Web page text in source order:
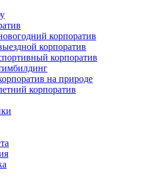
корпоратив
корпоратив
корпоратив
на природе
корпоратив